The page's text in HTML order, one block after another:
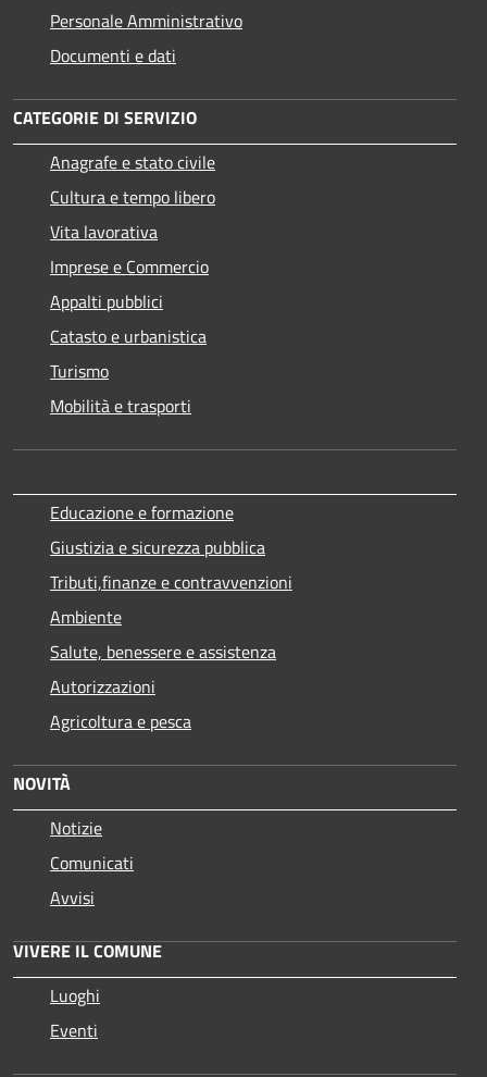
Personale Amministrativo
Documenti e dati
CATEGORIE DI SERVIZIO
Anagrafe e stato civile
Cultura e tempo libero
Vita lavorativa
Imprese e Commercio
Appalti pubblici
Catasto e urbanistica
Turismo
Mobilità e trasporti
Educazione e formazione
Giustizia e sicurezza pubblica
Tributi,finanze e contravvenzioni
Ambiente
Salute, benessere e assistenza
Autorizzazioni
Agricoltura e pesca
NOVITÀ
Notizie
Comunicati
Avvisi
VIVERE IL COMUNE
Luoghi
Eventi